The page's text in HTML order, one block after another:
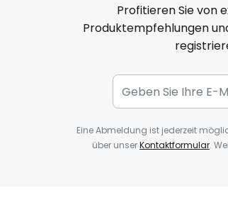
Profitieren Sie von
Produktempfehlungen
Eine Abmeldung ist jederzeit
über unserKontaktformular.